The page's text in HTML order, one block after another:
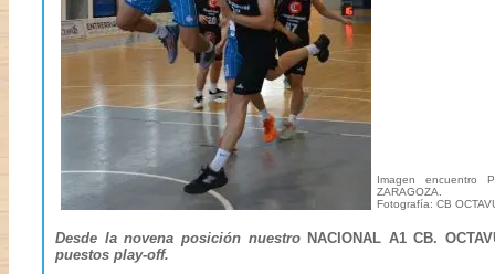
Imagen encuentro
ZARAGOZA.
Fotografía: CB
Desde la novena posición nuestro NACIONAL A1 CB.
puestos play-off.